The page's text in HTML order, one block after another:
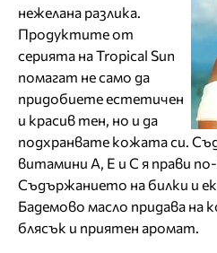
нежелана разлика.
Продуктите от
серията на Tropical Sun
помагат не само да
придобиете естетичен
и красив тен, но и да
подхранвате кожата си.
витамини А, Е и С я прави
Съдържанието на билки и
Бадемово масло придава на
блясък и приятен аромат.